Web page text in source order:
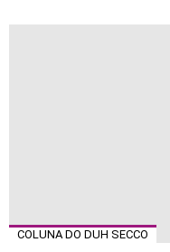
COLUNA DO DUH SECCO